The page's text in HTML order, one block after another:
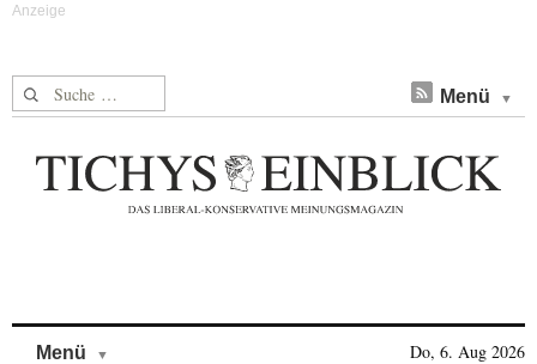
Suche nach: Menü
Menü Do, 6. Aug 2026